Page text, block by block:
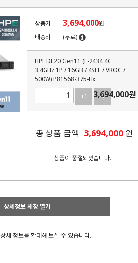
상품가 3,694,000원
배송비
(무료)
HPE DL20 Gen11 (E-2434 4C
3.4GHz 1P / 16GB / 4SFF / VROC /
500W) P81568-375-Hx
+1 -1
3,694,000원
총 상품 금액 3,694,000원
상품이 품절되었습니다.
상세정보 새창 열기
상세 정보를 확대해 보실 수 있습니다.